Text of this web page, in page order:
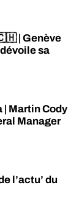
| Genève
sa
| Martin Cody
Manager
l’actu’ du